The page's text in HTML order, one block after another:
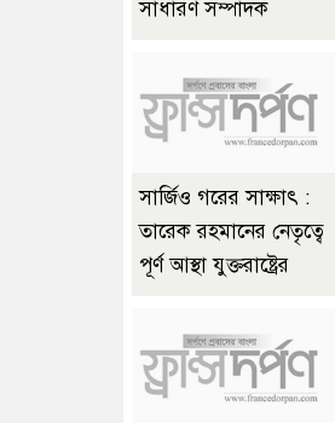
সাধারণ সম্পাদক
সার্জিও গরের সাক্ষাৎ :
তারেক রহমানের নেতৃত্বে
পূর্ণ আস্থা যুক্তরাষ্ট্রের